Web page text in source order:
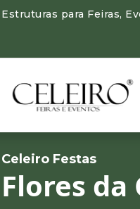
Estruturas para Feiras,
Celeiro Festas
Flores da